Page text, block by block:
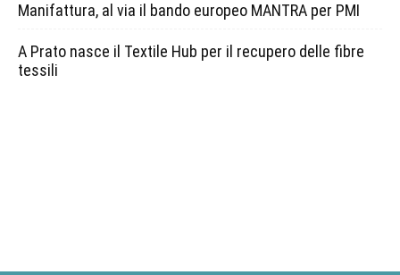
Manifattura, al via il bando europeo MANTRA per PMI
A Prato nasce il Textile Hub per il recupero delle fibre
tessili